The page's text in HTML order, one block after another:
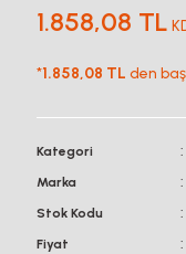
1.858,08 TL
*1.858,08 TL den
Kategori
Marka
Stok Kodu
Fiyat